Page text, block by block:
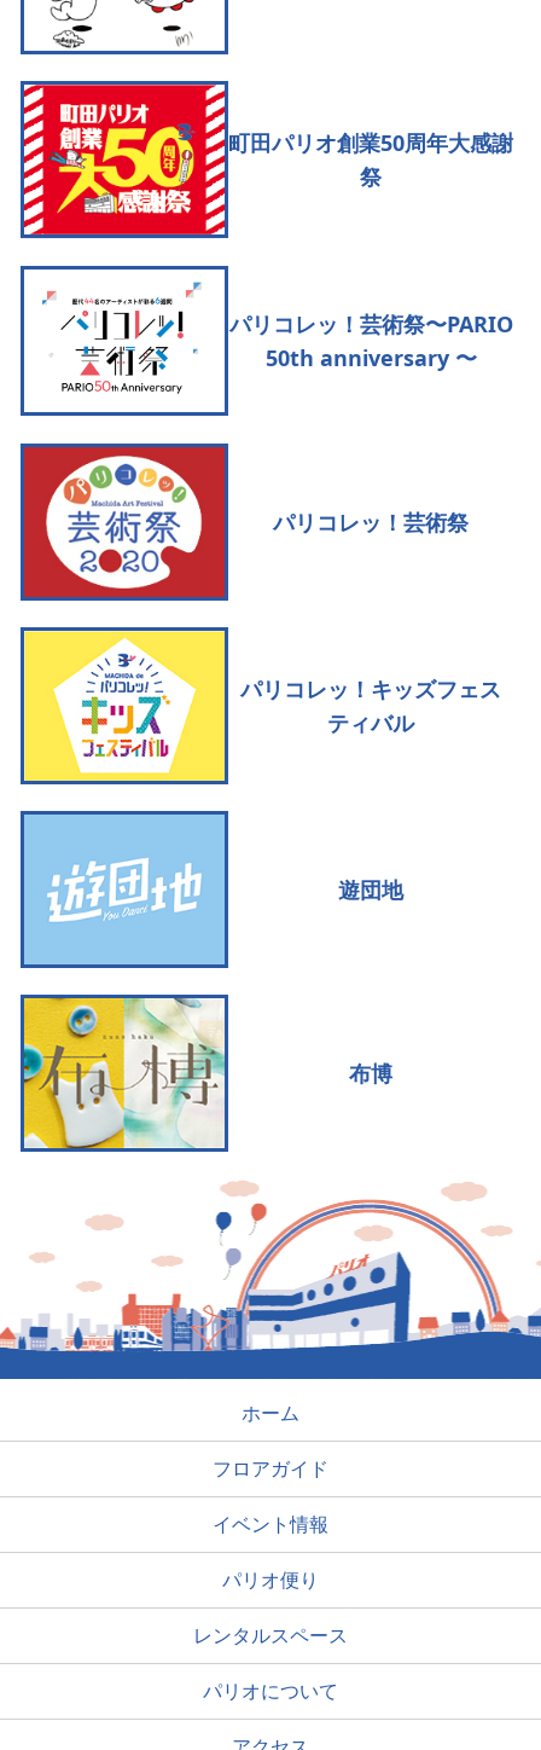
町田パリオ創業50周年大感謝
祭
パリコレッ！芸術祭〜PARIO
50th anniversary 〜
パリコレッ！芸術祭
パリコレッ！キッズフェス
ティバル
遊団地
布博
ホーム
フロアガイド
イベント情報
パリオ便り
レンタルスペース
パリオについて